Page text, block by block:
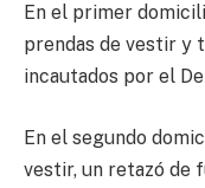
En el primer
prendas de vestir y
incautados por el
En el segundo
vestir, un retazó de